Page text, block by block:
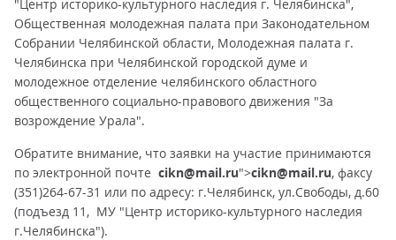
"Центр историко-культурного наследия г. Челябинска",
Общественная молодежная палата при Законодательном
Собрании Челябинской области, Молодежная палата г.
Челябинска при Челябинской городской думе и
молодежное отделение челябинского областного
общественного социально-правового движения "За
возрождение Урала".
Обратите внимание, что заявки на участие принимаются
по электронной почте cikn@mail.ru">cikn@mail.ru, факсу
(351)264-67-31 или по адресу: г.Челябинск, ул.Свободы, д.60
(подъезд 11, МУ "Центр историко-культурного наследия
г.Челябинска").